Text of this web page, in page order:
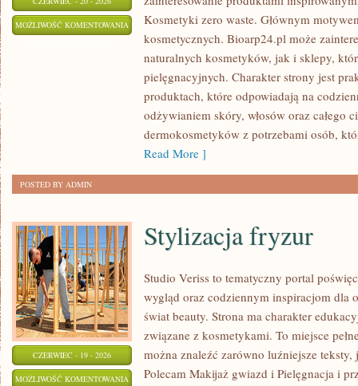
MOŻLIWOŚĆ KOMENTOWANIA PIELĘGNACJA
CIAŁA
WŁOSÓW
Kosmetyki zero waste. Głównym
kosmetycznych. Bioarp24.pl może
naturalnych kosmetyków, jak i sklepy,
pielęgnacyjnych. Charakter strony jest
produktach, które odpowiadają na
odżywianiem skóry, włosów oraz całego
dermokosmetyków z potrzebami osób,
Read More ]
POSTED BY ADMIN
CZERWIEC - 19 - 2026
MOŻLIWOŚĆ KOMENTOWANIA STYLIZACJA
Stylizacja fryzur
Studio Veriss to tematyczny portal
wygląd oraz codziennym inspiracjom dla
świat beauty. Strona ma charakter
związane z kosmetykami. To miejsce
można znaleźć zarówno luźniejsze
Polecam Makijaż gwiazd i Pielęgnacja i